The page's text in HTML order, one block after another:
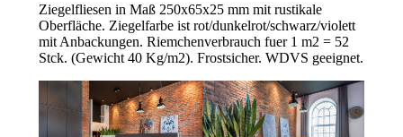
Ziegelfliesen in Maß 250x65x25 mm mit rustikale
Oberfläche. Ziegelfarbe ist rot/dunkelrot/schwarz/violett
mit Anbackungen. Riemchenverbrauch fuer 1 m2 = 52
Stck. (Gewicht 40 Kg/m2). Frostsicher. WDVS geeignet.